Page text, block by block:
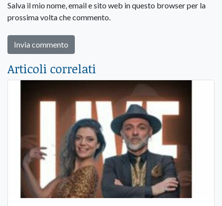
Salva il mio nome, email e sito web in questo browser per la
prossima volta che commento.
Articoli correlati